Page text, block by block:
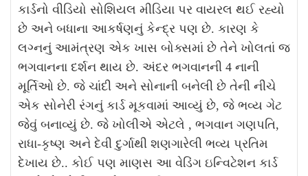
કાર્ડનો વીડિયો સોશિયલ મીડિયા પર વાયરલ થઈ રહ્યો
છે અને બધાના આકર્ષણનું કેન્દ્ર પણ છે. કારણ કે
લગ્નનું આમંત્રણ એક ખાસ બોક્સમાં છે તેને ખોલતાં જ
ભગવાનના દર્શન થાય છે. અંદર ભગવાનની 4 નાની
મૂર્તિઓ છે. જે ચાંદી અને સોનાની બનેલી છે તેની નીચે
એક સોનેરી રંગનું કાર્ડ મૂકવામાં આવ્યું છે, જે ભવ્ય ગેટ
જેવું બનાવ્યું છે. જે ખોલીએ એટલે , ભગવાન ગણપતિ,
રાધા-કૃષ્ણ અને દેવી દુર્ગાથી શણગારેલી ભવ્ય પ્રતિમ
દેખાય છે.. કોઈ પણ માણસ આ વેડિંગ ઇન્વિટેશન કાર્ડ